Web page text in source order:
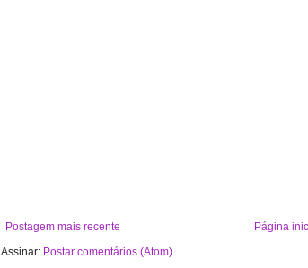
Postagem mais recente
Página
Assinar: Postar comentários (Atom)